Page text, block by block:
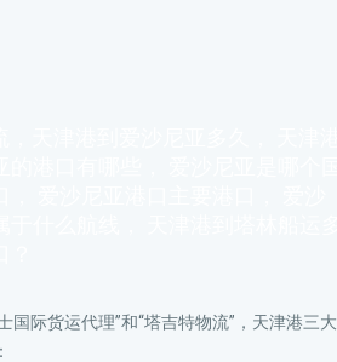
际货运代理”和“塔吉特物流”，天津港三大